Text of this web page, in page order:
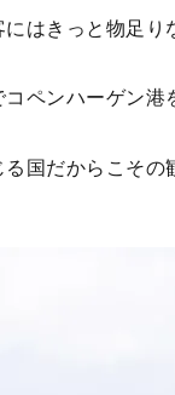
はきっと物足り
ペンハーゲン
国だからこその